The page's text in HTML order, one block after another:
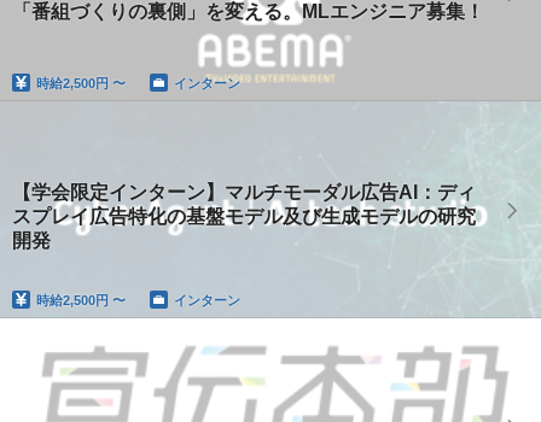
「番組づくりの裏側」を変える。MLエンジニア募集！
時給2,500円 〜 インターン
【学会限定インターン】マルチモーダル広告AI：ディ
スプレイ広告特化の基盤モデル及び生成モデルの研究
開発
時給2,500円 〜 インターン